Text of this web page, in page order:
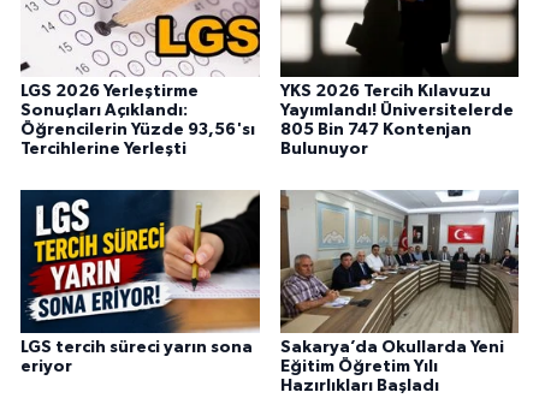
LGS 2026 Yerleştirme
Sonuçları Açıklandı:
Öğrencilerin Yüzde 93,56'sı
Tercihlerine Yerleşti
YKS 2026 Tercih Kılavuzu
Yayımlandı! Üniversitelerde
805 Bin 747 Kontenjan
Bulunuyor
LGS tercih süreci yarın sona
eriyor
Sakarya’da Okullarda Yeni
Eğitim Öğretim Yılı
Hazırlıkları Başladı